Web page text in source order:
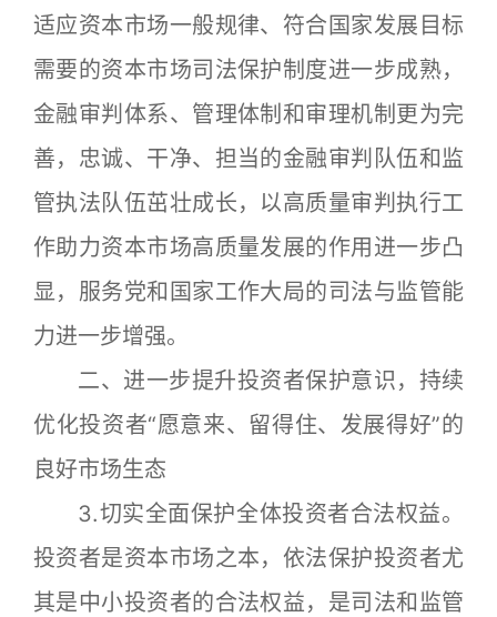
适应资本市场一般规律、符合国家发展目标
需要的资本市场司法保护制度进一步成熟，
金融审判体系、管理体制和审理机制更为完
善，忠诚、干净、担当的金融审判队伍和监
管执法队伍茁壮成长，以高质量审判执行工
作助力资本市场高质量发展的作用进一步凸
显，服务党和国家工作大局的司法与监管能
力进一步增强。
二、进一步提升投资者保护意识，持续
优化投资者“愿意来、留得住、发展得好”的
良好市场生态
3.切实全面保护全体投资者合法权益。
投资者是资本市场之本，依法保护投资者尤
其是中小投资者的合法权益，是司法和监管